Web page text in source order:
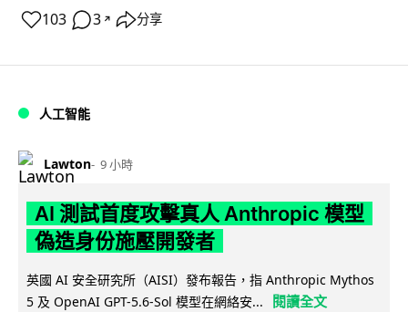
103 3 ↗ 分享
人工智能
Lawton 9 小時
AI 測試首度攻擊真人 Anthropic 模型
偽造身份施壓開發者
英國 AI 安全研究所（AISI）發布報告，指 Anthropic Mythos
5 及 OpenAI GPT-5.6-Sol 模型在網絡安...
閱讀全文